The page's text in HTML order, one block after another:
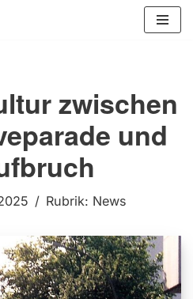
zwischen
und
Rubrik: News